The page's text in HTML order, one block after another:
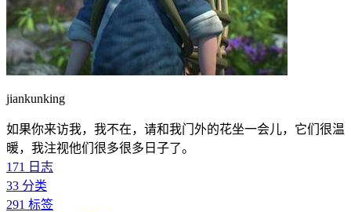
jiankunking
如果你来访我，我不在，请和我门外的花坐一会儿，它们很温
暖，我注视他们很多很多日子了。
171
日志
33 分类
291 标签